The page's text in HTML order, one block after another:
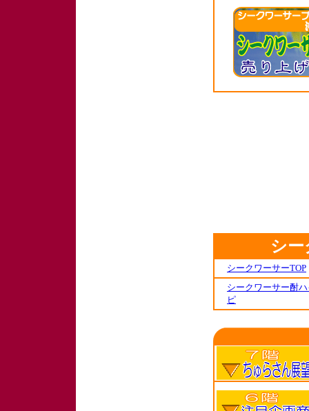
シ
シークワーサーTOP
シークワーサー酎
ピ